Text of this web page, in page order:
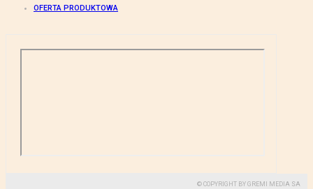
OFERTA PRODUKTOWA
© COPYRIGHT BY GREMI MEDIA SA